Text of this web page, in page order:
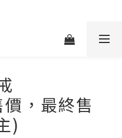
，最終售
)